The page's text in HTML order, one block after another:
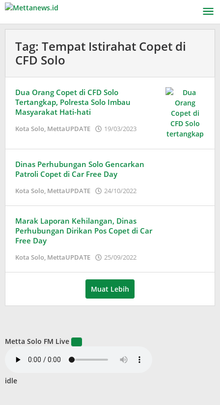
Lewati
konten
Tag: Tempat Istirahat Copet di
CFD Solo
Dua Orang Copet di CFD Solo
Tertangkap, Polresta Solo Imbau
Masyarakat Hati-hati
Kota Solo, MettaUPDATE 19/03/2023
Dinas Perhubungan Solo Gencarkan
Patroli Copet di Car Free Day
Kota Solo, MettaUPDATE 24/10/2022
Wardani
Marak Laporan Kehilangan, Dinas
Perhubungan Dirikan Pos Copet di Car
Free Day
Kota Solo, MettaUPDATE 25/09/2022
Wardani
Muat Lebih
Metta Solo FM Live
idle